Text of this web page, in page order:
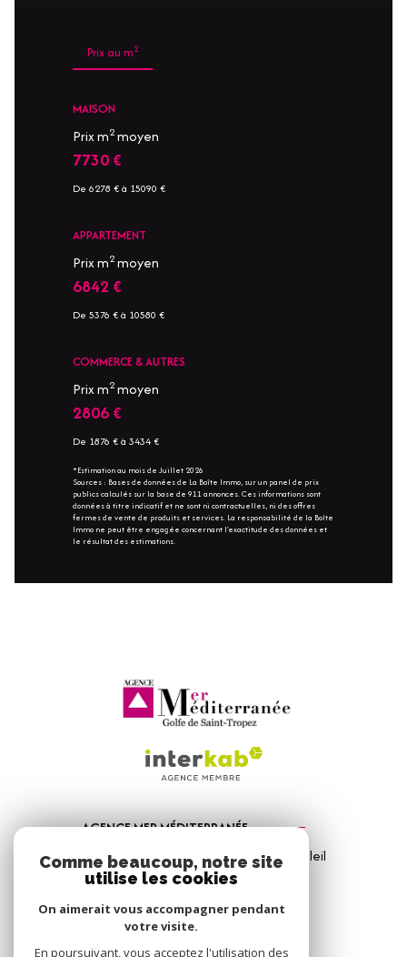
Prix au m2
MAISON
Prix m2moyen
7730 €
De 6278 € à 15090 €
APPARTEMENT
Prix m2moyen
6842 €
De 5376 € à 10580 €
COMMERCE & AUTRES
Prix m2moyen
2806 €
De 1876 € à 3434 €
*Estimation au mois de Juillet 2026
Sources : Bases de données de La Boîte Immo, sur un panel de prix
publics calculés sur la base de 911 annonces. Ces informations sont
données à titre indicatif et ne sont ni contractuelles, ni des offres
fermes de vente de produits et services. La responsabilité de la Boîte
Immo ne peut être engagée concernant l'exactitude des données et
le résultat des estimations.
AGENCE MER MÉDITERRANÉE
1, Avenue de la Mer - Les Vitrines du Soleil
83310Port Grimaud
04 94 56 09 12
info@amm-immobilier.com
Comme beaucoup, notre site
utilise les cookies
On aimerait vous accompagner pendant
votre visite.
En poursuivant, vous acceptez l'utilisation des